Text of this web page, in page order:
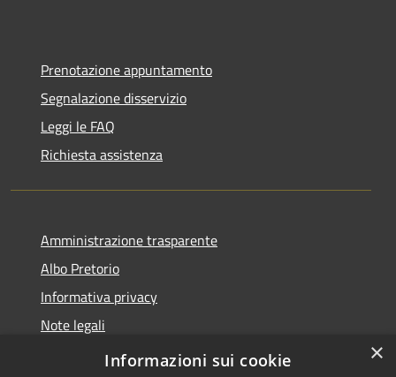
Prenotazione appuntamento
Segnalazione disservizio
Leggi le FAQ
Richiesta assistenza
Amministrazione trasparente
Albo Pretorio
Informativa privacy
Note legali
Dichiarazione di accessibilità
×
Informazioni sui cookie